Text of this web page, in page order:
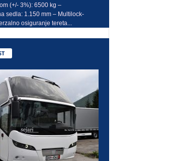
o
(+/- 3%): 6500 kg –
sedla: 1.150 mm – Multilock-
osiguranje tereta...